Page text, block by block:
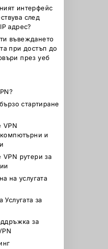
интерфейс
след
адрес?
въвеждането
при достъп до
през уеб
стартиране
VPN
и
VPN рутери за
на услугата
Услугата за
за